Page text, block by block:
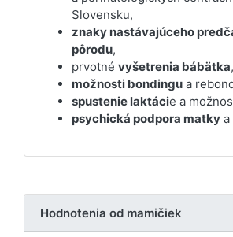
Slovensku,
znaky nastávajúceho
pôrodu,
prvotné vyšetrenia bábätka,
možnosti bondingu a
spustenie laktácie a
psychická podpora matky a
Hodnotenia od mamičiek